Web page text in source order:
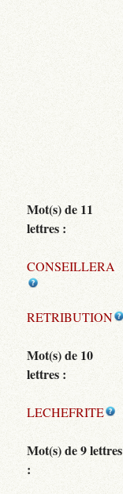
Mot(s) de 11
lettres :
CONSEILLERA
RETRIBUTION
Mot(s) de 10
lettres :
LECHEFRITE
Mot(s) de 9 lettres
: